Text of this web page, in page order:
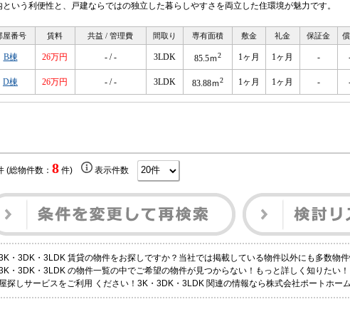
という利便性と、戸建ならではの独立した暮らしやすさを両立した住環境が魅力です。
屋番号 賃料 共益 / 管理費 間取り 専有面積 敷金 礼金 保証金
B棟 26万円 - / - 3LDK 85.5ｍ2 1ヶ月 1ヶ月 -
D棟 26万円 - / - 3LDK 83.88ｍ2 1ヶ月 1ヶ月 -
(総物件数： 8 件) 表示件数
・3DK・3LDK 賃貸の物件をお探しですか？当社では掲載している物件以外にも多数物
・3DK・3LDK の物件一覧の中でご希望の物件が見つからない！もっと詳しく知りたい
探しサービスをご利用 ください！3K・3DK・3LDK 関連の情報なら株式会社ポートホー